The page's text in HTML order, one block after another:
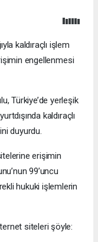
kaldıraçlı işlem
engellenmesi
Türkiye’de yerleşik
kaldıraçlı
duyurdu.
erişimin
99’uncu
hukuki işlemlerin
siteleri şöyle: